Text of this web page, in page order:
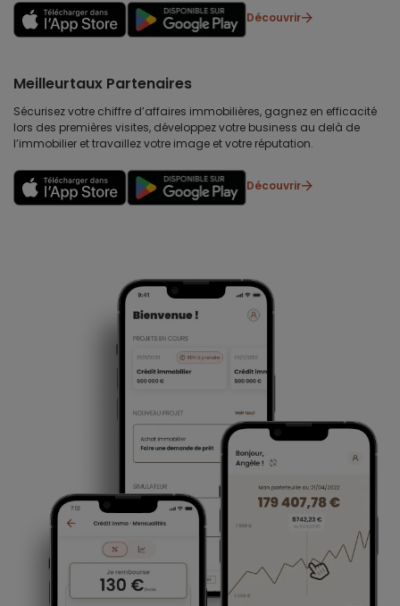
Découvrir
Meilleurtaux Partenaires
Sécurisez votre chiffre d’affaires immobilières, gagnez en efficacité
lors des premières visites, développez votre business au delà de
l’immobilier et travaillez votre image et votre réputation.
Découvrir